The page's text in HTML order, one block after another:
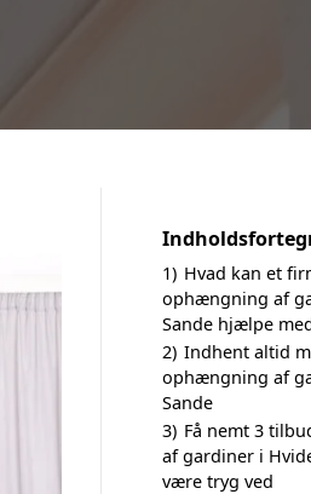
1) Hvad kan et
ophængning af
Sande hjælpe
2) Indhent altid
ophængning af
Sande
3) Få nemt 3
af gardiner i
være tryg ved